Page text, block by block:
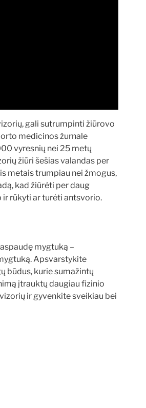
gali sutrumpinti žiūrovo
medicinos žurnale
vyresnių nei 25 metų
žiūri šešias valandas per
metais trumpiau nei žmogus,
kad žiūrėti per daug
rūkyti ar turėti antsvorio.
mygtuką –
Apsvarstykite
būdus, kurie sumažintų
įtrauktų daugiau fizinio
ir gyvenkite sveikiau bei